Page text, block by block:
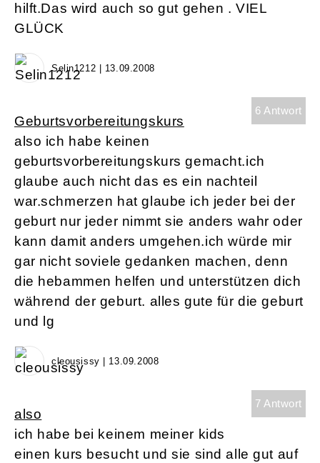
hilft.Das wird auch so gut gehen . VIEL
GLÜCK
Selin1212 | 13.09.2008
6 Antwort
Geburtsvorbereitungskurs
also ich habe keinen
geburtsvorbereitungskurs gemacht.ich
glaube auch nicht das es ein nachteil
war.schmerzen hat glaube ich jeder bei der
geburt nur jeder nimmt sie anders wahr oder
kann damit anders umgehen.ich würde mir
gar nicht soviele gedanken machen, denn
die hebammen helfen und unterstützen dich
während der geburt. alles gute für die geburt
und lg
cleousissy | 13.09.2008
7 Antwort
also
ich habe bei keinem meiner kids
einen kurs besucht und sie sind alle gut auf